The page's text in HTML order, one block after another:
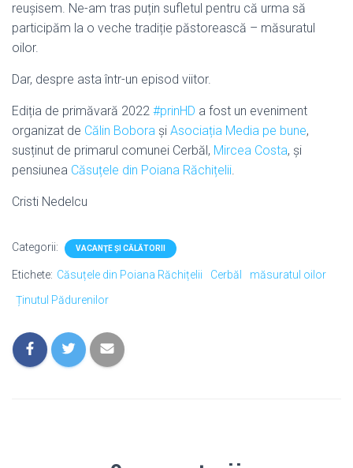
reușisem. Ne-am tras puțin sufletul pentru că urma să
participăm la o veche tradiție păstorească – măsuratul
oilor.
Dar, despre asta într-un episod viitor.
Ediția de primăvară 2022 #prinHD a fost un eveniment
organizat de Călin Bobora și Asociația Media pe bune,
susținut de primarul comunei Cerbăl, Mircea Costa, și
pensiunea Căsuțele din Poiana Răchițelii.
Cristi Nedelcu
Categorii: VACANŢE ŞI CĂLĂTORII
Etichete: Căsuțele din Poiana Răchițelii Cerbăl
măsuratul oilor
Ținutul Pădurenilor